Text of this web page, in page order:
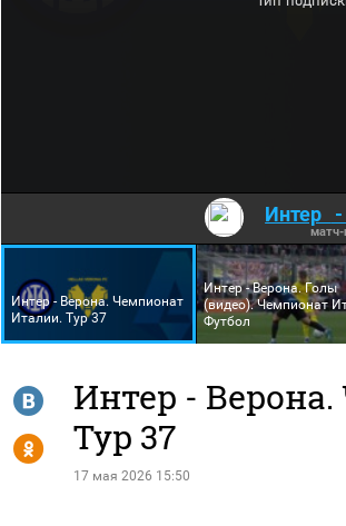
Интер -
матч-
Интер - Верона. Чемпионат
Италии. Тур 37
Интер - Верона. Голы
(видео). Чемпионат
Футбол
Интер -
Тур 37
17 мая 2026 15:50
R
Y